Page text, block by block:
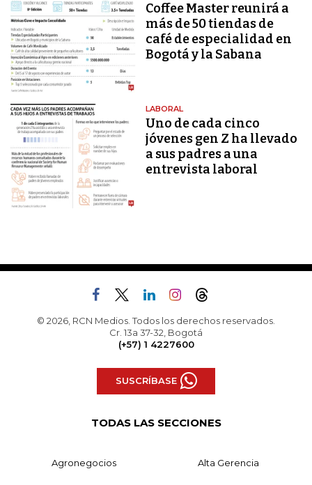
Coffee Master reunirá a
más de 50 tiendas de
café de especialidad en
Bogotá y la Sabana
LABORAL
Uno de cada cinco
jóvenes gen Z ha llevado
a sus padres a una
entrevista laboral
© 2026, RCN Medios. Todos los derechos reservados.
Cr. 13a 37-32, Bogotá
(+57) 1 4227600
SUSCRÍBASE
TODAS LAS SECCIONES
Agronegocios Alta Gerencia